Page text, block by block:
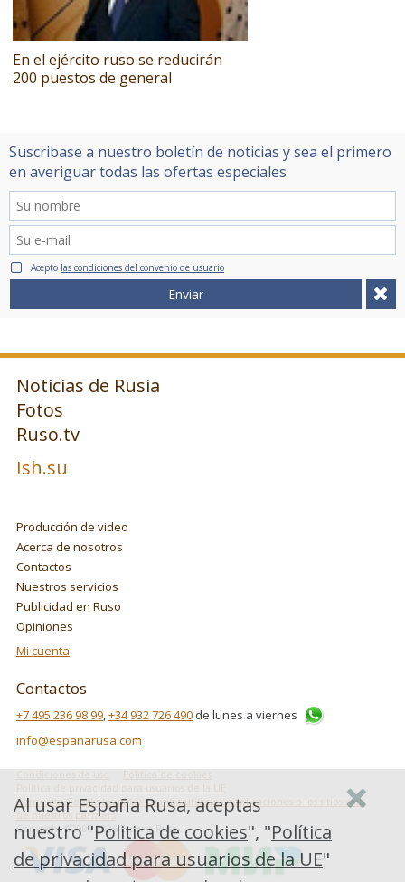
En el ejército ruso se reducirán
200 puestos de general
Suscribase a nuestro boletín de noticias y sea el primero
en averiguar todas las ofertas especiales
Acepto las condiciones del convenio de usuario
Enviar
Noticias de Rusia
Fotos
Ruso.tv
Ish.su
Producción de video
Acerca de nosotros
Contactos
Nuestros servicios
Publicidad en Ruso
Opiniones
Mi cuenta
Contactos
+7 495 236 98 99,+34 932 726 490 de lunes a viernes
info@espanarusa.com
Politica de cookies
Política de privacidad para usuarios de la UE
Cómo usa Google los datos cuando utilizas las aplicaciones o los sitios web
de nuestros partners
Copyright ©2007-2026 Espana Rusa
Al usar España Rusa, aceptas
nuestro "Politica de cookies", "Política
de privacidad para usuarios de la UE"